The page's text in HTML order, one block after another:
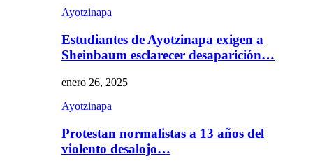
Ayotzinapa
Estudiantes de Ayotzinapa exigen a
Sheinbaum esclarecer desaparición…
enero 26, 2025
Ayotzinapa
Protestan normalistas a 13 años del
violento desalojo…